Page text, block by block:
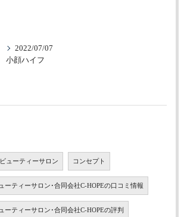
2022/07/07
小顔ハイフ
ューティーサロン コンセプト
ーティーサロン･合同会社C-HOPEの口コミ情報
ーティーサロン･合同会社C-HOPEの評判